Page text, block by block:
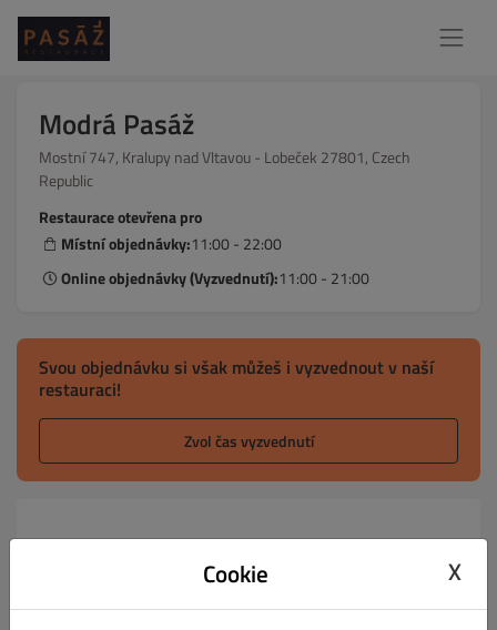
Modrá Pasáž
Mostní 747, Kralupy nad Vltavou - Lobeček 27801, Czech
Republic
Restaurace otevřena pro
Místní objednávky:11:00 - 22:00
Online objednávky (Vyzvednutí):11:00 - 21:00
Svou objednávku si však můžeš i vyzvednout v naší
restauraci!
Zvol čas vyzvednutí
Vážení zákazníci
Vyčkejte na potvrzení o přijetí objednávky a času
vyzvednutí emailem. Děkujeme
Cookie X